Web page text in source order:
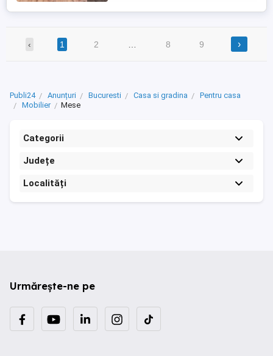
‹ 1 2 8 9 ›
Publi24 Anunțuri Bucuresti Casa si gradina
Pentru casa
Mobilier
Mese
Categorii
Județe
Localități
Urmărește-ne pe